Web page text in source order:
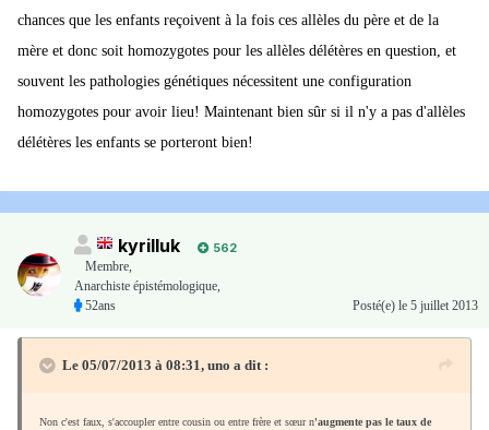
chances que les enfants reçoivent à la fois ces allèles du père et de la
mère et donc soit homozygotes pour les allèles délétères en question, et
souvent les pathologies génétiques nécessitent une configuration
homozygotes pour avoir lieu! Maintenant bien sûr si il n'y a pas d'allèles
délétères les enfants se porteront bien!
kyrilluk
562
Membre,
Anarchiste épistémologique,
52ans
Posté(e) le 5 juillet 2013
Le 05/07/2013 à 08:31, uno a dit :
Non c'est faux, s'accoupler entre cousin ou entre frère et sœur n'augmente pas le taux de